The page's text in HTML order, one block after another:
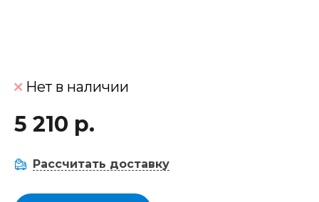
Нет в наличии
5 210 р.
Рассчитать доставку